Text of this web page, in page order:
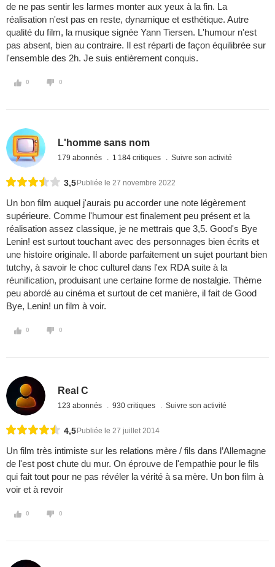
de ne pas sentir les larmes monter aux yeux à la fin. La
réalisation n'est pas en reste, dynamique et esthétique. Autre
qualité du film, la musique signée Yann Tiersen. L'humour n'est
pas absent, bien au contraire. Il est réparti de façon équilibrée sur
l'ensemble des 2h. Je suis entièrement conquis.
0 0
L'homme sans nom
179 abonnés 1 184 critiques Suivre son activité
3,5 Publiée le 27 novembre 2022
Un bon film auquel j'aurais pu accorder une note légèrement
supérieure. Comme l'humour est finalement peu présent et la
réalisation assez classique, je ne mettrais que 3,5. Good's Bye
Lenin! est surtout touchant avec des personnages bien écrits et
une histoire originale. Il aborde parfaitement un sujet pourtant bien
tutchy, à savoir le choc culturel dans l'ex RDA suite à la
réunification, produisant une certaine forme de nostalgie. Thème
peu abordé au cinéma et surtout de cet manière, il fait de Good
Bye, Lenin! un film à voir.
0 0
Real C
123 abonnés 930 critiques Suivre son activité
4,5 Publiée le 27 juillet 2014
Un film très intimiste sur les relations mère / fils dans l’Allemagne
de l'est post chute du mur. On éprouve de l'empathie pour le fils
qui fait tout pour ne pas révéler la vérité à sa mère. Un bon film à
voir et à revoir
0 0